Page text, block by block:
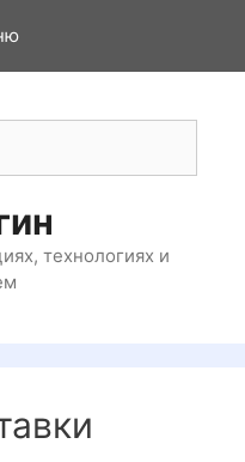
технологиях и